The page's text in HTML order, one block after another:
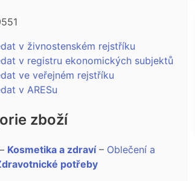
v živnostenském rejstříku
v registru ekonomických subjektů
ve veřejném rejstříku
v ARESu
zboží
– Kosmetika a zdraví– Oblečení a
potřeby